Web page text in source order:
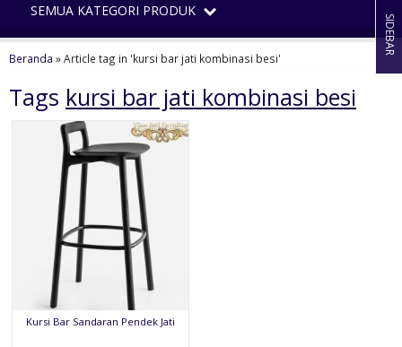
SEMUA KATEGORI PRODUK
Beranda »Article tag in 'kursi bar jati kombinasi besi'
Tags kursi bar jati kombinasi besi
Kursi Bar Sandaran Pendek Jati
SIDEBAR